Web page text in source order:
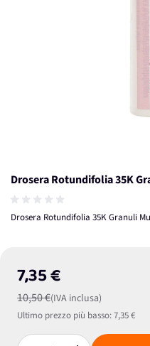
Drosera Rotundifolia 35K
Drosera Rotundifolia 35K Granuli
7,35 €
10,50 €(IVA inclusa)
Ultimo prezzo più basso:7,35 €